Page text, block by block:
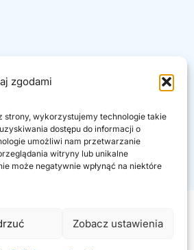
zgodami
strony, wykorzystujemy technologie takie
dostępu do informacji o
umożliwi nam przetwarzanie
witryny lub unikalne
może negatywnie wpłynąć na niektóre
Zobacz ustawienia